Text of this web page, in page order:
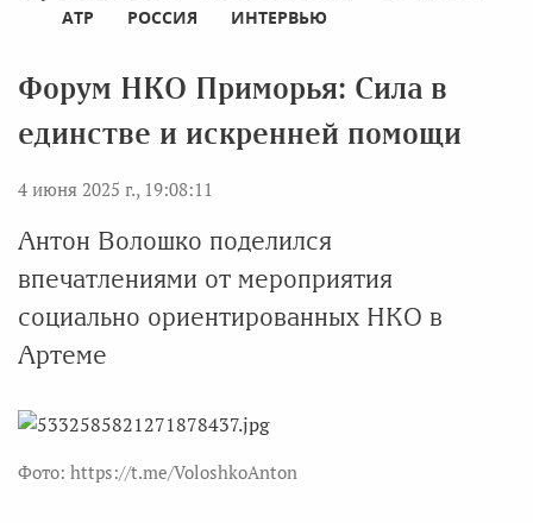
АТР
РОССИЯ ИНТЕРВЬЮ
Форум НКО Приморья: Сила в
единстве и искренней помощи
4 июня 2025 г., 19:08:11
Антон Волошко поделился
впечатлениями от мероприятия
социально ориентированных НКО в
Артеме
Фото: https://t.me/VoloshkoAnton